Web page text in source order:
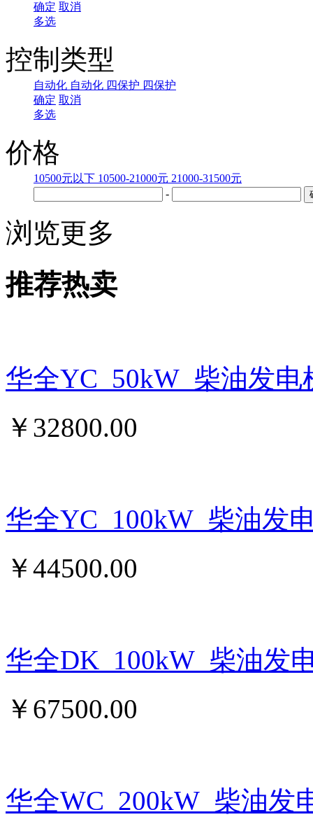
确定 取消
多选
控制类型
自动化 自动化 四保护 四保护
确定 取消
多选
价格
10500元以下 10500-21000元 21000-31500元
-
浏览更多
推荐热卖
华全YC_50kW_柴油发电
￥ 32800.00
华全YC_100kW_柴油发
￥44500.00
华全DK_100kW_柴油发
￥ 67500.00
华全WC_200kW_柴油发